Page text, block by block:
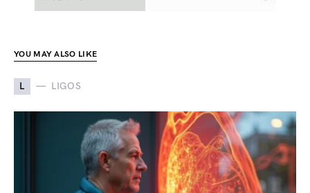
YOU MAY ALSO LIKE
L LIGOS